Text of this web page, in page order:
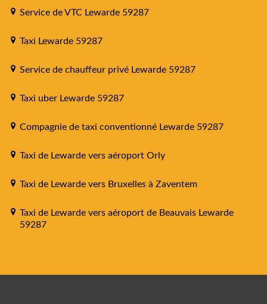
Service de VTC Lewarde 59287
Taxi Lewarde 59287
Service de chauffeur privé Lewarde 59287
Taxi uber Lewarde 59287
Compagnie de taxi conventionné Lewarde 59287
Taxi de Lewarde vers aéroport Orly
Taxi de Lewarde vers Bruxelles à Zaventem
Taxi de Lewarde vers aéroport de Beauvais Lewarde
59287